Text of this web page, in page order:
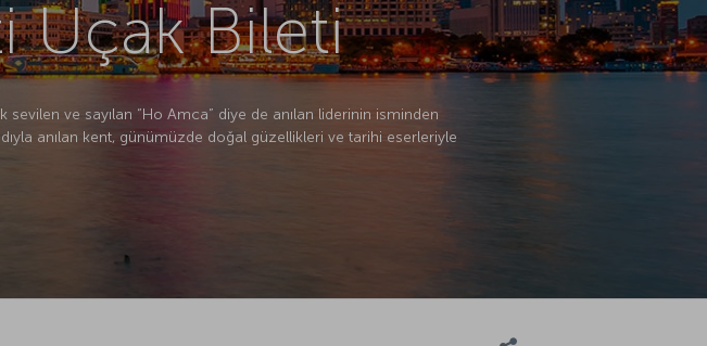
Uçak Bileti
ve sayılan “Ho Amca” diye de anılan liderinin isminden
anılan kent, günümüzde doğal güzellikleri ve tarihi eserleriyle